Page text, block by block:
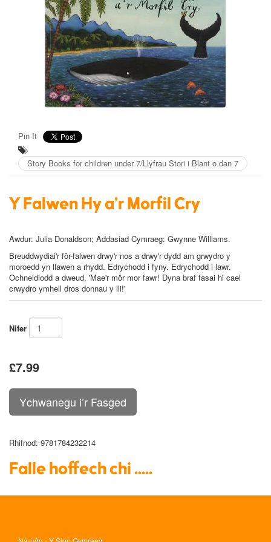
Pin It
Story Books for children under 7/Llyfrau Stori i Blant o dan 7
Y Falwen Hy a'r Morfil Cry
Awdur: Julia Donaldson; Addasiad Cymraeg: Gwynne Williams.
Breuddwydiai'r fôr-falwen drwy'r nos a drwy'r dydd am grwydro y
moroedd yn llawen a rhydd. Edrychodd i fyny. Edrychodd i lawr.
Ochneidiodd a dweud, 'Mae'r môr mor fawr! Dyna braf fasai hi cael
crwydro ymhell dros donnau y lli!'
Nifer
£7.99
Rhifnod: 9781784232214
Falle hoffech chi .....